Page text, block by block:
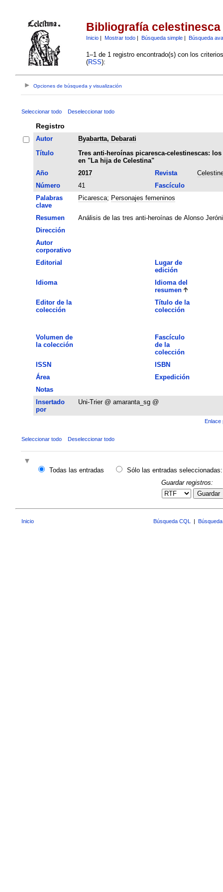
Bibliografía celestinesca
Inicio| Mostrar todo| Búsqueda simple| Búsqueda
1–1 de 1 registro encontrado(s) con los
(RSS):
Opciones de búsqueda y visualización
Seleccionar todo Deseleccionar todo
Registro
Autor
Byabartta, Debarati
Título
Tres anti-heroínas picaresca-celestinescas:
en "La hija de Celestina"
Año
2017 Revista
Número
41
Fascículo
Palabras
clave
Picaresca; Personajes femeninos
Resumen
Análisis de las tres anti-heroínas de Alonso
Dirección
Autor
corporativo
Editorial
Lugar de
edición
Idioma
Idioma del
resumen
Editor de la
colección
Título de la
colección
Volumen de
la colección
Fascículo
de la
colección
ISSN
ISBN
Área
Expedición
Notas
Insertado
por
Uni-Trier @ amaranta_sg @
Enlace
Seleccionar todo Deseleccionar todo
Todas las entradas
Sólo las entradas seleccionadas:
Guardar registros:
Guardar
Inicio Búsqueda CQL